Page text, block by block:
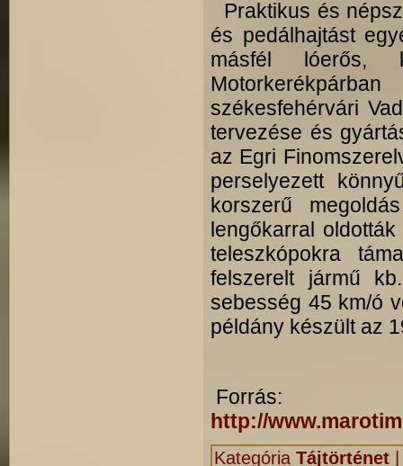
Praktikus és
és pedálhajtást
másfél lóerős,
székesfehérvári
tervezése és
az Egri
perselyezett
korszerű
lengőkarral
teleszkópokra
felszerelt jármű
sebesség 45 km/ó
példány készült az
Forrás:
http://
Kategória Tájtörténet